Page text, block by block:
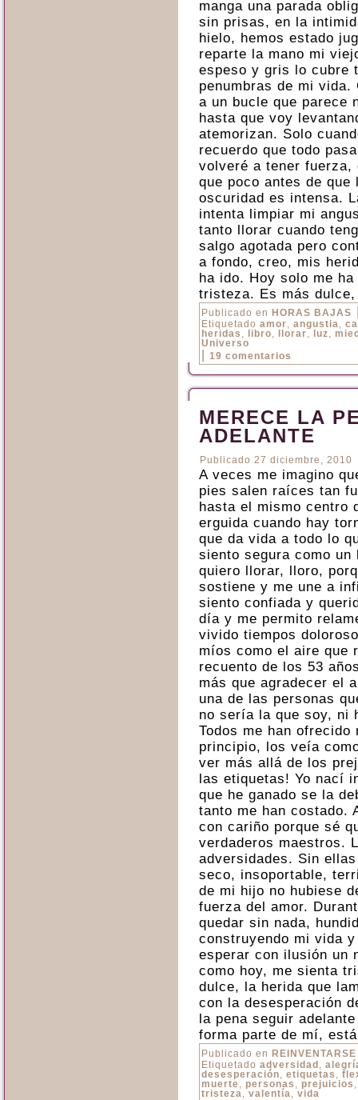
manga una parada
sin prisas, en la
hielo, hemos estado
reparte la mano mi
espeso y gris lo cubre
penumbras de mi
a un bucle que parece
hasta que voy
atemorizan. Solo
recuerdo que todo
volveré a tener
que poco antes de
oscuridad es intensa.
intenta limpiar mi
tanto llorar cuando
salgo agotada pero
a fondo, creo, mis
ha ido. Hoy solo me
tristeza. Es más
Publicado en HORAS BAJAS
Etiquetado amor, angustia,
heridas , libro, llorar, luz,
Universo
19 comentarios
MERECE LA
ADELANTE
Publicado 27 diciembre, 2010
A veces me imagino
pies salen raíces tan
hasta el mismo centro
erguida cuando hay
que da vida a todo lo
siento segura como
quiero llorar, lloro,
sostiene y me une a
siento confiada y
día y me permito
vivido tiempos
míos como el aire que
recuento de los 53
más que agradecer el
una de las personas
no sería la que soy, ni
Todos me han
principio, los veía
ver más allá de los
las etiquetas! Yo nací
que he ganado se la
tanto me han costado.
con cariño porque sé
verdaderos maestros.
adversidades. Sin
seco, insoportable,
de mi hijo no hubiese
fuerza del amor.
quedar sin nada,
construyendo mi vida
esperar con ilusión un
como hoy, me sienta
dulce, la herida que
con la desesperación
la pena seguir
forma parte de mí,
Publicado en REINVENTARSE
Etiquetado adversidad ,
desesperación, etiquetas ,
muerte, personas , prejuicios
tristeza, valentía, vida